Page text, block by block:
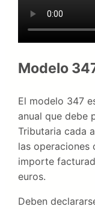
Modelo
El modelo 347
anual que debe
Tributaria cada
las operaciones
importe
euros.
Deben